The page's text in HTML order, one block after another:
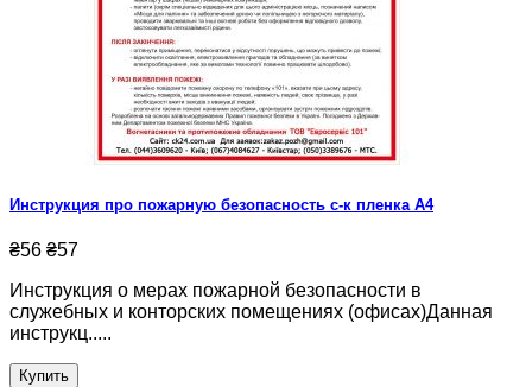
Инструкция про пожарную безопасность с-к пленка А4
₴56 ₴57
Инструкция о мерах пожарной безопасности в
служебных и конторских помещениях (офисах)Данная
инструкц.....
Купить